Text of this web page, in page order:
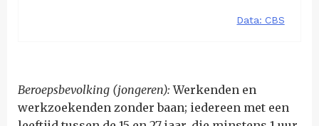
Beroepsbevolking (jongeren):Werkenden en
werkzoekenden zonder baan; iedereen met een